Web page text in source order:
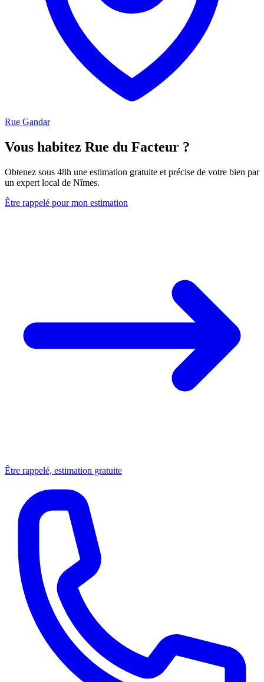
Rue Gandar
Vous habitez Rue du Facteur ?
Obtenez sous 48h une estimation gratuite et précise de votre bien par
un expert local de Nîmes.
Être rappelé pour mon estimation
Être rappelé, estimation gratuite